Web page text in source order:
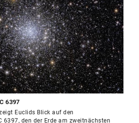
6397
Euclids Blick auf den
6397, den der Erde am zweitnächsten